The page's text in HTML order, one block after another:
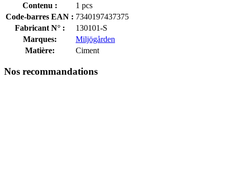
Contenu :
1 pcs
Code-barres EAN : 7340197437375
Fabricant N° :
130101-S
Marques:
Miljögården
Matière:
Ciment
Nos recommandations